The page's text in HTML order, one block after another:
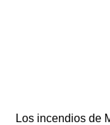
Los incendios de